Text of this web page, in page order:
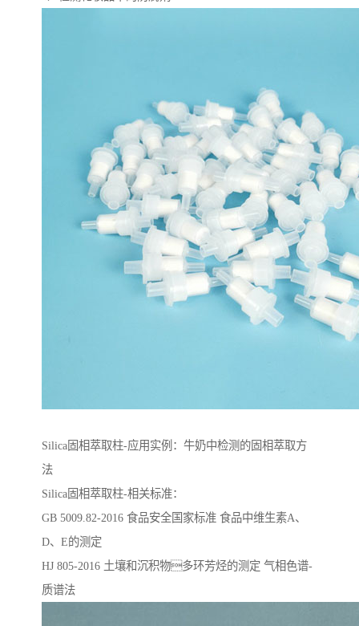
Silica固相萃取柱-应用实例：牛奶中检测的固相萃取方
法
Silica固相萃取柱-相关标准：
GB 5009.82-2016 ⻝品安全国家标准 ⻝品中维⽣素A、
D、E的测定
HJ 805-2016 ⼟壤和沉积物多环芳烃的测定 ⽓相⾊谱-
质谱法